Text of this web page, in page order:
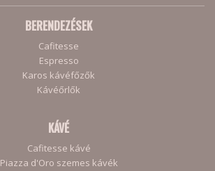
BERENDEZÉSEK
Cafitesse
Espresso
Karos kávéfőzők
Kávéőrlők
KÁVÉ
Cafitesse kávé
Piazza d'Oro szemes kávék